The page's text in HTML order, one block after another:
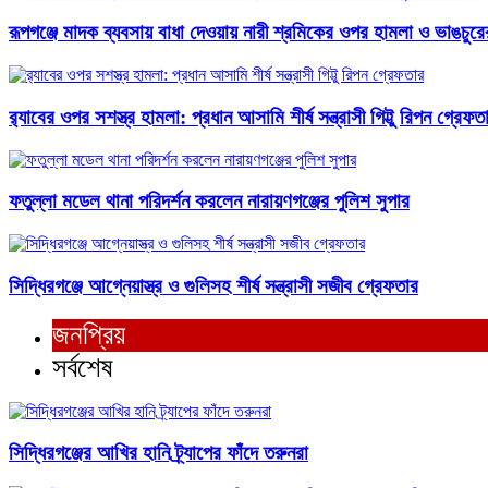
রূপগঞ্জে মাদক ব্যবসায় বাধা দেওয়ায় নারী শ্রমিকের ওপর হামলা ও
র‍্যাবের ওপর সশস্ত্র হামলা: প্রধান আসামি শীর্ষ সন্ত্রাসী গিট্টু রিপন
ফতুল্লা মডেল থানা পরিদর্শন করলেন নারায়ণগঞ্জের পুলিশ সুপার
সিদ্ধিরগঞ্জে আগ্নেয়াস্ত্র ও গুলিসহ শীর্ষ সন্ত্রাসী সজীব গ্রেফতার
জনপ্রিয়
সর্বশেষ
সিদ্ধিরগঞ্জের আখির হানি ট্র্যাপের ফাঁদে তরুনরা